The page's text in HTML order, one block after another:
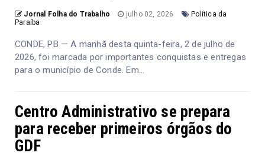
Jornal Folha do Trabalho julho 02, 2026
Política da
Paraíba
CONDE, PB — A manhã desta quinta-feira, 2 de julho de
2026, foi marcada por importantes conquistas e entregas
para o município de Conde. Em...
Centro Administrativo se prepara
para receber primeiros órgãos do
GDF